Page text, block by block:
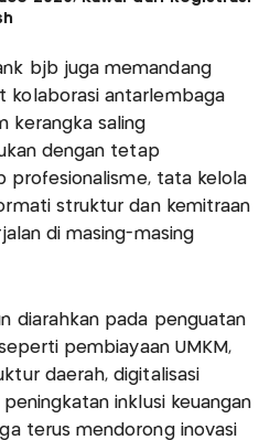
bjb juga memandang
kolaborasi antarlembaga
kerangka saling
dengan tetap
profesionalisme, tata kelola
struktur dan kemitraan
di masing-masing
diarahkan pada penguatan
pembiayaan UMKM,
daerah, digitalisasi
inklusi keuangan
terus mendorong inovasi